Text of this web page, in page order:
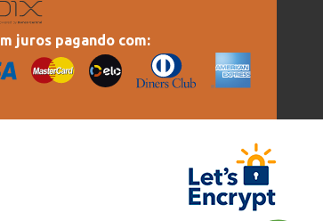
juros pagando com: